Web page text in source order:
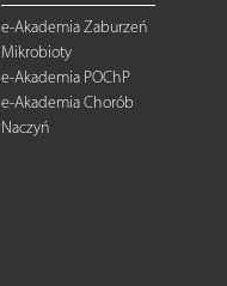
e-Akademia Zaburzeń
Mikrobioty
e-Akademia POChP
e-Akademia Chorób
Naczyń